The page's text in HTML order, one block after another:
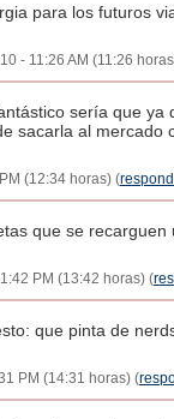
para los futuros
- 11:26 AM (11:26
sería que
sacarla al mercado
(12:34 horas) (
que se recarguen
PM (13:42 horas) (
que pinta de
PM (14:31 horas) (